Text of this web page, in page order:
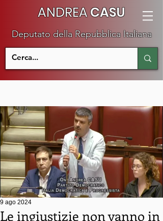
ANDREACASU
Deputato della Repubblica Italiana
Le ingiustizie non vanno in
9 ago 2024